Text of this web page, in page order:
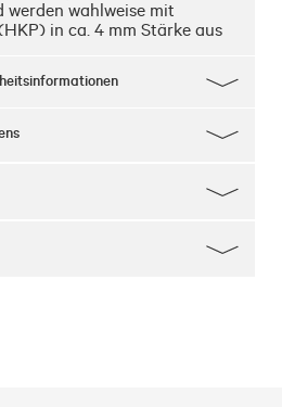
wahlweise mit
in ca. 4 mm Stärke aus